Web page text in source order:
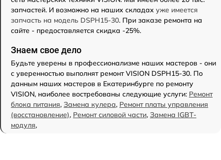
запчастей. И возможно на наших складах уже имеется
запчасть на модель DSPH15-30. При заказе ремонта на
сайте - предоставляется скидка -25%.
Знаем свое дело
Будьте уверены в профессионализме наших мастеров - они
с уверенностью выполнят ремонт VISION DSPH15-30. По
данным наших мастеров в Екатеринбурге по ремонту
VISION, наиболее востребованы следующие услуги: Ремонт
блока питания, Замена кулера, Ремонт платы управления
(восстановление), Ремонт силовой части, Замена IGBT-
модуля,